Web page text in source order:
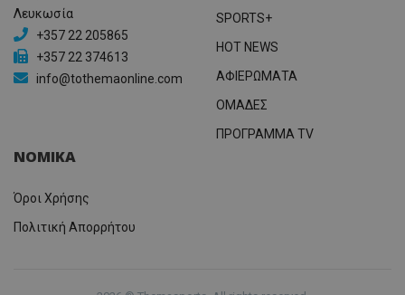
Λευκωσία
+357 22 205865
+357 22 374613
info@tothemaonline.com
SPORTS+
HOT NEWS
ΑΦΙΕΡΩΜΑΤΑ
ΟΜΑΔΕΣ
ΠΡΟΓΡΑΜΜΑ TV
ΝΟΜΙΚΑ
Όροι Χρήσης
Πολιτική Απορρήτου